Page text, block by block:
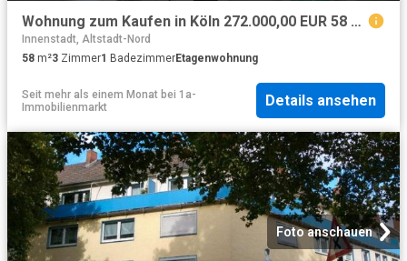
Wohnung zum Kaufen in Köln 272.000,00 EUR 58 m²
Innenstadt, Altstadt-Nord
58 m²3 Zimmer1 BadezimmerEtagenwohnung
Seit mehr als einem Monat bei 1a-
Immobilienmarkt
Details ansehen
Foto anschauen